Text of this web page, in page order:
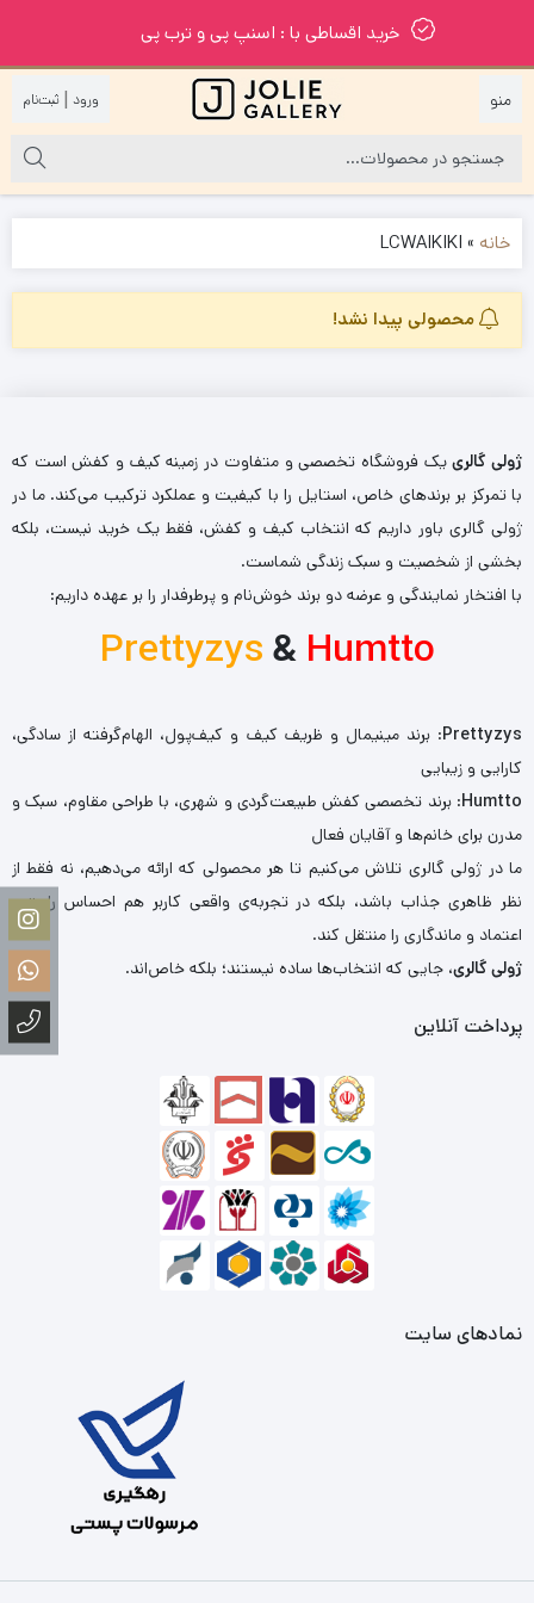
خرید اقساطی با : اسنپ پی و ترب پی
|
خانه »
LCWAIKIKI
محصولی پیدا نشد!
ژولی گالرییک فروشگاه تخصصی و متفاوت در زمینه کیف و کفش است که
با تمرکز بر برندهای خاص، استایل را با کیفیت و عملکرد ترکیب می‌کند. ما در
ژولی گالری باور داریم که انتخاب کیف و کفش، فقط یک خرید نیست، بلکه
بخشی از شخصیت و سبک زندگی شماست.
با افتخار نمایندگی و عرضه دو برند خوش‌نام و پرطرفدار را بر عهده داریم:
Prettyzys& Humtto
Prettyzys: برند مینیمال و ظریف کیف و کیف‌پول، الهام‌گرفته از سادگی،
کارایی و زیبایی
Humtto: برند تخصصی کفش طبیعت‌گردی و شهری، با طراحی مقاوم، سبک و
مدرن برای خانم‌ها و آقایان فعال
ما در ژولی گالری تلاش می‌کنیم تا هر محصولی که ارائه می‌دهیم، نه فقط از
نظر ظاهری جذاب باشد، بلکه در تجربه‌ی واقعی کاربر هم احساس راحتی،
اعتماد و ماندگاری را منتقل کند.
ژولی گالری، جایی که انتخاب‌ها ساده نیستند؛ بلکه خاص‌اند.
پرداخت آنلاین
نمادهای سایت